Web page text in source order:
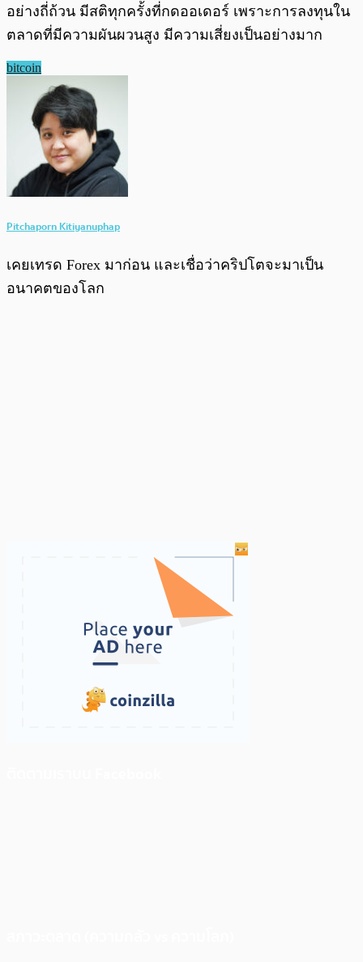
อย่างถี่ถ้วน มีสติทุกครั้งที่กดออเดอร์ เพราะการลงทุนใน
ตลาดที่มีความผันผวนสูง มีความเสี่ยงเป็นอย่างมาก
bitcoin
Pitchaporn Kitiyanuphap
เคยเทรด Forex มาก่อน และเชื่อว่าคริปโตจะมาเป็น
อนาคตของโลก